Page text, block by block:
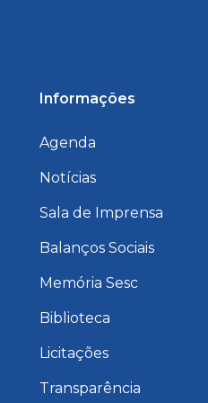
Informações
Agenda
Notícias
Sala de Imprensa
Balanços Sociais
Memória Sesc
Biblioteca
Licitações
Transparência